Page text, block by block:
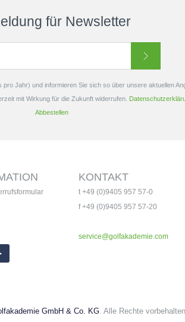
für Newsletter
Jahr) und informieren Sie sich so über unsere aktuellen
mit Wirkung für die Zukunft widerrufen.
Abbestellen
KONTAKT
t +49 (0)9405 957 57-0
f +49 (0)9405 957 57-20
service@golfakademie.com
GmbH & Co. KG. Alle Rechte